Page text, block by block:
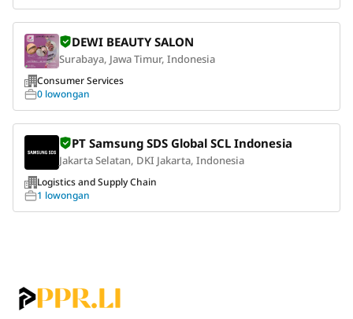
DEWI BEAUTY SALON
Surabaya, Jawa Timur, Indonesia
Consumer Services
0 lowongan
PT Samsung SDS Global SCL Indonesia
Jakarta Selatan, DKI Jakarta, Indonesia
Logistics and Supply Chain
1 lowongan